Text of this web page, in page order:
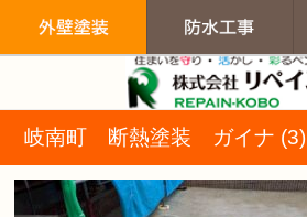
岐南町 断熱塗装 ガイナ (3)